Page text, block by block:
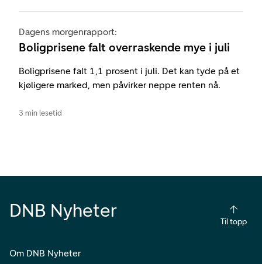
Dagens morgenrapport:
Boligprisene falt overraskende mye i juli
Boligprisene falt 1,1 prosent i juli. Det kan tyde på et
kjøligere marked, men påvirker neppe renten nå.
3 min lesetid
DNB Nyheter
Til topp
Om DNB Nyheter